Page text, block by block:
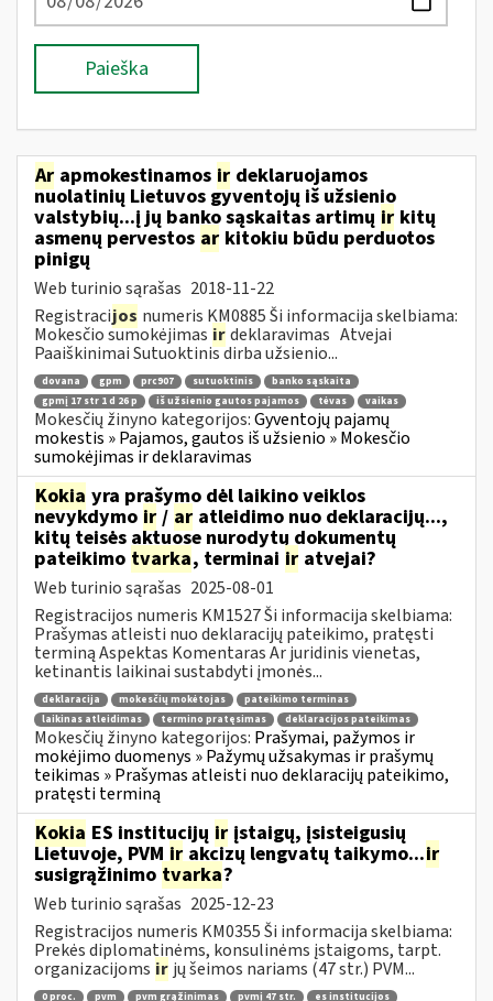
Paieška
Ar apmokestinamos ir deklaruojamos
nuolatinių Lietuvos gyventojų iš užsienio
valstybių...į jų banko sąskaitas artimų ir kitų
asmenų pervestos ar kitokiu būdu perduotos
pinigų
Web turinio sąrašas 2018-11-22
Registracijos numeris KM0885 Ši informacija skelbiama:
Mokesčio sumokėjimas irdeklaravimas Atvejai
Paaiškinimai Sutuoktinis dirba užsienio...
dovana gpm prc907 sutuoktinis
banko sąskaita
gpmį 17 str 1 d 26 p
iš užsienio gautos pajamos tėvas vaikas
Mokesčių žinyno kategorijos:Gyventojų pajamų
mokestis » Pajamos, gautos iš užsienio » Mokesčio
sumokėjimas ir deklaravimas
Kokia yra prašymo dėl laikino veiklos
nevykdymo ir / ar atleidimo nuo deklaracijų...,
kitų teisės aktuose nurodytų dokumentų
pateikimo tvarka, terminai ir atvejai?
Web turinio sąrašas 2025-08-01
Registracijos numeris KM1527 Ši informacija skelbiama:
Prašymas atleisti nuo deklaracijų pateikimo, pratęsti
terminą Aspektas Komentaras Ar juridinis vienetas,
ketinantis laikinai sustabdyti įmonės...
deklaracija mokesčių mokėtojas
pateikimo terminas
laikinas atleidimas
termino pratęsimas deklaracijos pateikimas
Mokesčių žinyno kategorijos: Prašymai, pažymos ir
mokėjimo duomenys » Pažymų užsakymas ir prašymų
teikimas » Prašymas atleisti nuo deklaracijų pateikimo,
pratęsti terminą
Kokia ES institucijų ir įstaigų, įsisteigusių
Lietuvoje, PVM ir akcizų lengvatų taikymo...ir
susigrąžinimo tvarka?
Web turinio sąrašas 2025-12-23
Registracijos numeris KM0355 Ši informacija skelbiama:
Prekės diplomatinėms, konsulinėms įstaigoms, tarpt.
organizacijoms ir jų šeimos nariams (47 str.) PVM...
0 proc. pvm pvm grąžinimas pvmį 47 str. es institucijos